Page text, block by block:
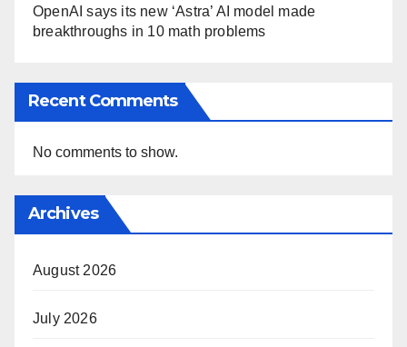
OpenAI says its new ‘Astra’ AI model made
breakthroughs in 10 math problems
Recent Comments
No comments to show.
Archives
August 2026
July 2026